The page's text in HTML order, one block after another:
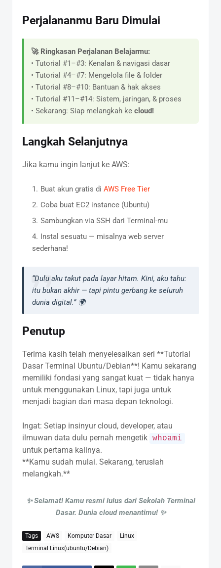
Perjalananmu Baru Dimulai
🚀 Ringkasan Perjalanan Belajarmu:
• Tutorial #1–#3: Kenalan & navigasi dasar
• Tutorial #4–#7: Mengelola file & folder
• Tutorial #8–#10: Bantuan & hak akses
• Tutorial #11–#14: Sistem, jaringan, & proses
• Sekarang: Siap melangkah ke cloud!
Langkah Selanjutnya
Jika kamu ingin lanjut ke AWS:
Buat akun gratis di AWS Free Tier
Coba buat EC2 instance (Ubuntu)
Sambungkan via SSH dari Terminal-mu
Instal sesuatu — misalnya web server
sederhana!
“Dulu aku takut pada layar hitam. Kini, aku tahu:
itu bukan akhir — tapi pintu gerbang ke seluruh
dunia digital.” 🌍
Penutup
Terima kasih telah menyelesaikan seri **Tutorial
Dasar Terminal Ubuntu/Debian**! Kamu sekarang
memiliki fondasi yang sangat kuat — tidak hanya
untuk menggunakan Linux, tapi juga untuk
menjadi bagian dari masa depan teknologi.
Ingat: Setiap insinyur cloud, developer, atau
ilmuwan data dulu pernah mengetik whoami
untuk pertama kalinya.
**Kamu sudah mulai. Sekarang, teruslah
melangkah.**
✨ Selamat! Kamu resmi lulus dari Sekolah Terminal
Dasar. Dunia cloud menantimu! ✨
Tags AWS Komputer Dasar
Linux
Terminal Linux(ubuntu/Debian)